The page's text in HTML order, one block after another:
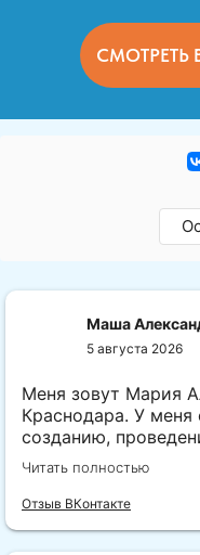
СМОТРЕТЬ
Маша
5 августа 2026
Меня зовут Мария
Краснодара. У
созданию,
мероприятий для
авторских дней
самозанятой, но
Читать полностью
Отзыв ВКонтакте